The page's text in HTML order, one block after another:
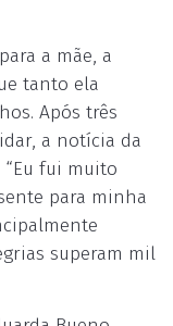
a mãe, a
tanto ela
Após três
a notícia da
“Eu fui muito
para minha
superam mil